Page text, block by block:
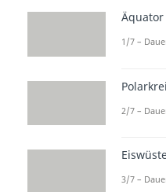
kann er gut
und im
Robben
an
Äquator
1/7 –
2/7 –
3/7 –